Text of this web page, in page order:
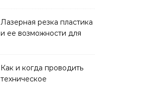
Лазерная резка пластика
и ее возможности для
Как и когда проводить
техническое